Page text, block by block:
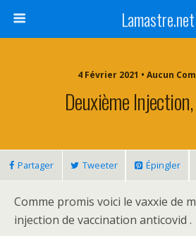
Lamastre.net
4 Février 2021 • Aucun
Deuxième
Partager Tweeter Épingler
Comme promis voici le vaxxie de
injection de vaccination anticovid .